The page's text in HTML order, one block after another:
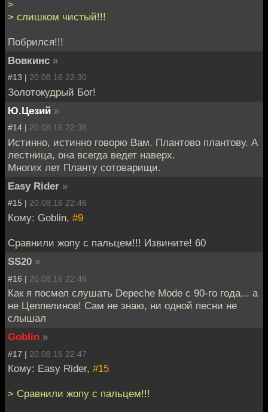
>
> слишком чистый!!!
Побрился!!!
Вовкинс »
#13 | 20.08.16 22:30
Золотокудрый Бог!
Ю.Цезий »
#14 | 20.08.16 22:38
Истинно, истинно говорю Вам. Плантово плантову. А
лестница, она всегда ведет наверх.
Многих лет Планту сотоварищи.
Easy Rider »
#15 | 20.08.16 22:46
Кому: Goblin, #9
Сравнили жопу с пальцем!!! Извините! 60
SS20 »
#16 | 20.08.16 22:46
Как я посмел слушать Depeche Mode с 90-го года... а
не Цеппелинов! Сам не знаю, ни одной песни не
слышал
Goblin »
#17 | 20.08.16 22:47
Кому: Easy Rider, #15
> Сравнили жопу с пальцем!!!